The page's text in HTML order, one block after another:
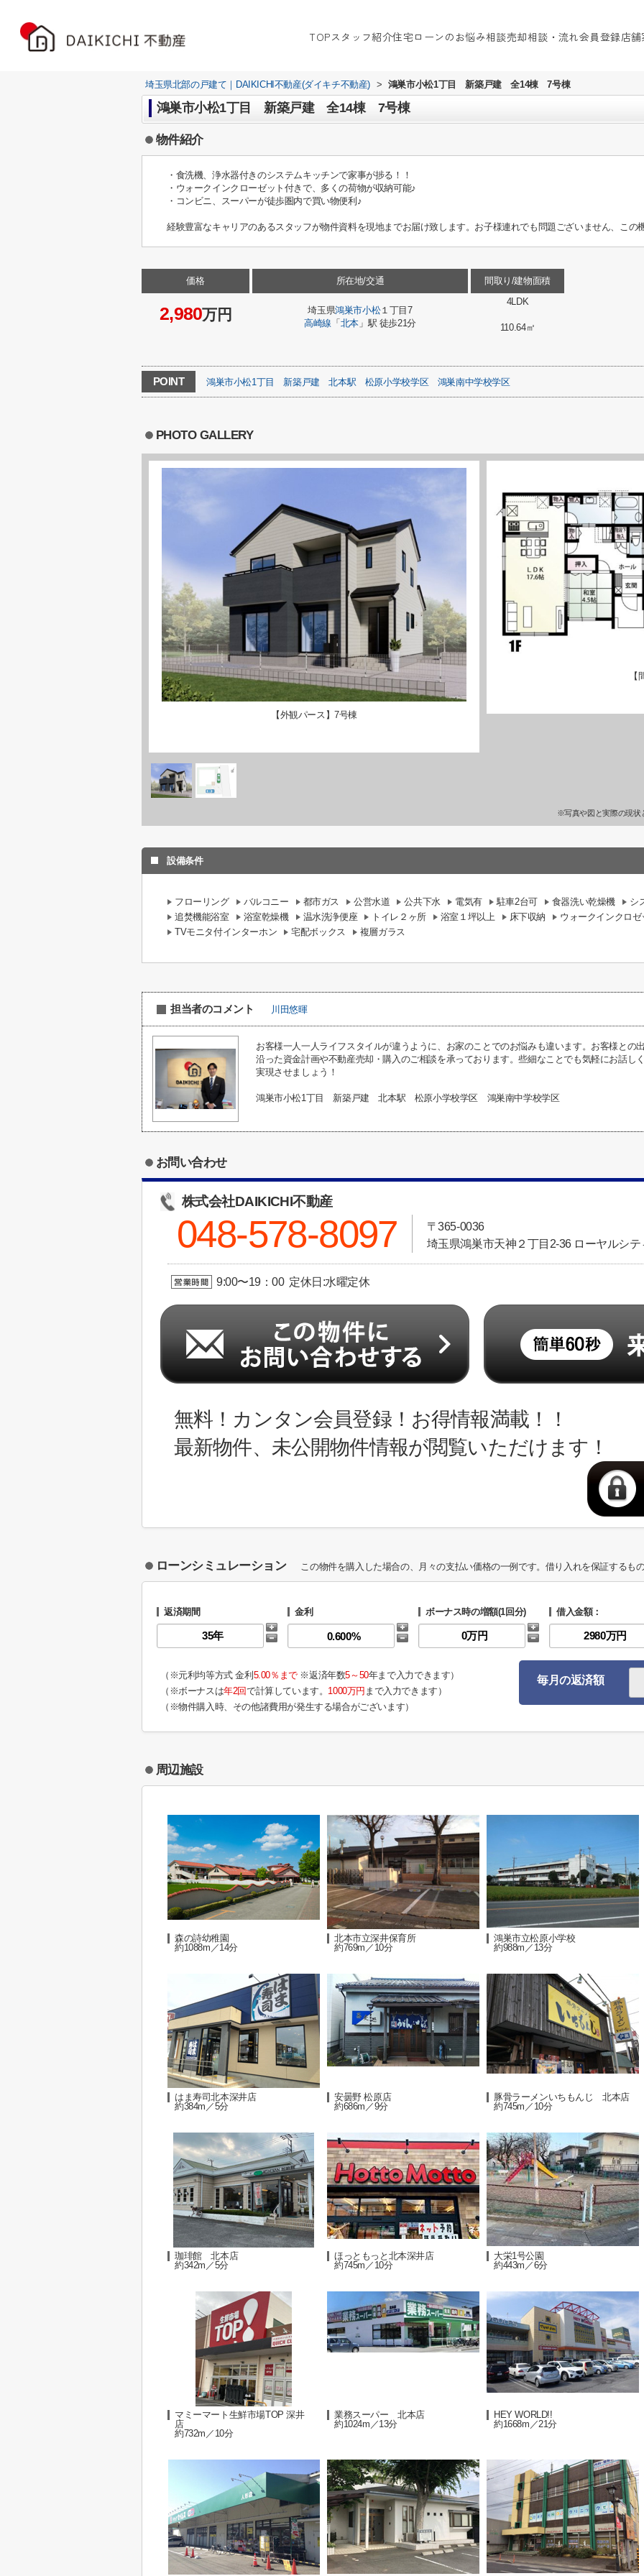
TOPスタッフ紹介住宅ローンのお悩み相談売却相談・流れ会員登録店
埼玉県北部の戸建て｜DAIKICHI不動産(ダイキチ不動産) > 鴻巣市小松1丁目 新築戸建 全14棟 7号棟
鴻巣市小松1丁目 新築戸建 全14棟 7号棟
物件紹介
・食洗機、浄水器付きのシステムキッチンで家事が捗る！！
・ウォークインクローゼット付きで、多くの荷物が収納可能♪
・コンビニ、スーパーが徒歩圏内で買い物便利♪
経験豊富なキャリアのあるスタッフが物件資料を現地までお届け致します。お子様連れでも問題ございません、この
価格
2,980万円
所在地/交通
埼玉県鴻巣市小松１丁目7
高崎線 「 北本」駅 徒歩21分
間取り/建物面積
4LDK
110.64㎡
POINT 鴻巣市小松1丁目 新築戸建 北本駅 松原小学校学区 鴻巣南中学校学区
PHOTO GALLERY
【外観パース】7号棟
※写真や図と実際の現状
設備条件
フローリング バルコニー 都市ガス 公営水道 公共下水 電気有 駐車2台可 食器洗い乾燥機
シ
追焚機能浴室
浴室乾燥機 温水洗浄便座 トイレ２ヶ所 浴室１坪以上 床下収納
ウォークインクロゼ
TVモニタ付インターホン
宅配ボックス 複層ガラス
担当者のコメント 川田悠暉
お客様一人一人ライフスタイルが違うように、お家のことでのお悩みも違います。お客様との
沿った資金計画や不動産売却・購入のご相談を承っております。些細なことでも気軽にお話し
実現させましょう！
鴻巣市小松1丁目 新築戸建 北本駅 松原小学校学区 鴻巣南中学校学区
お問い合わせ
株式会社DAIKICHI不動産
048-578-8097
〒365-0036
埼玉県鴻巣市天神２丁目2-36 ローヤルシ
9:00〜19：00 定休日:水曜定休
無料！カンタン会員登録！お得情報満載！！
最新物件、未公開物件情報が閲覧いただけます！
ローンシミュレーション この物件を購入した場合の、月々の支払い価格の一例です。借り入れを保証するも
返済期間 金利 ボーナス時の増額(1回分) 借入金額：
（※元利均等方式 金利 5.00％まで※返済年数5～50年まで入力できます）
（※ボーナスは年2回で計算しています。 1000万円 まで入力できます）
（※物件購入時、その他諸費用が発生する場合がございます）
毎月の返済額
周辺施設
森の詩幼稚園
約1088m／14分
北本市立深井保育所
約769m／10分
鴻巣市立松原小学校
約988m／13分
はま寿司北本深井店
約384m／5分
安曇野 松原店
約686m／9分
豚骨ラーメンいちもんじ 北本店
約745m／10分
珈琲館 北本店
約342m／5分
ほっともっと北本深井店
約745m／10分
大栄1号公園
約443m／6分
マミーマート生鮮市場TOP 深井
店
約732m／10分
業務スーパー 北本店
約1024m／13分
HEY WORLD!!
約1668m／21分